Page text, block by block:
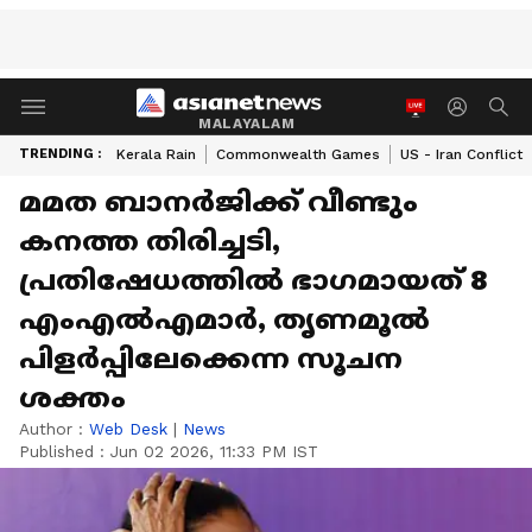
MALAYALAM
TRENDING : Kerala Rain Commonwealth Games US - Iran Conflict
മമത ബാനർജിക്ക് വീണ്ടും
കനത്ത തിരിച്ചടി,
പ്രതിഷേധത്തിൽ ഭാഗമായത് 8
എംഎൽഎമാർ, തൃണമൂൽ
പിളർപ്പിലേക്കെന്ന സൂചന
ശക്തം
Author : Web Desk | News
Published : Jun 02 2026, 11:33 PM IST